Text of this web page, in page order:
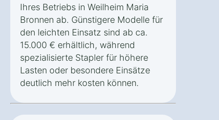
Ihres Betriebs in Weilheim Maria
Bronnen ab. Günstigere Modelle für
den leichten Einsatz sind ab ca.
15.000 € erhältlich, während
spezialisierte Stapler für höhere
Lasten oder besondere Einsätze
deutlich mehr kosten können.